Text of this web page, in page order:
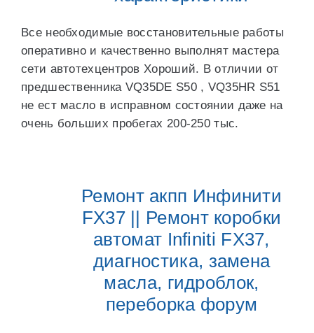
Все необходимые восстановительные работы
оперативно и качественно выполнят мастера
сети автотехцентров Хороший. В отличии от
предшественника VQ35DE S50 , VQ35HR S51
не ест масло в исправном состоянии даже на
очень больших пробегах 200-250 тыс.
Ремонт акпп Инфинити
FX37 || Ремонт коробки
автомат Infiniti FX37,
диагностика, замена
масла, гидроблок,
переборка форум